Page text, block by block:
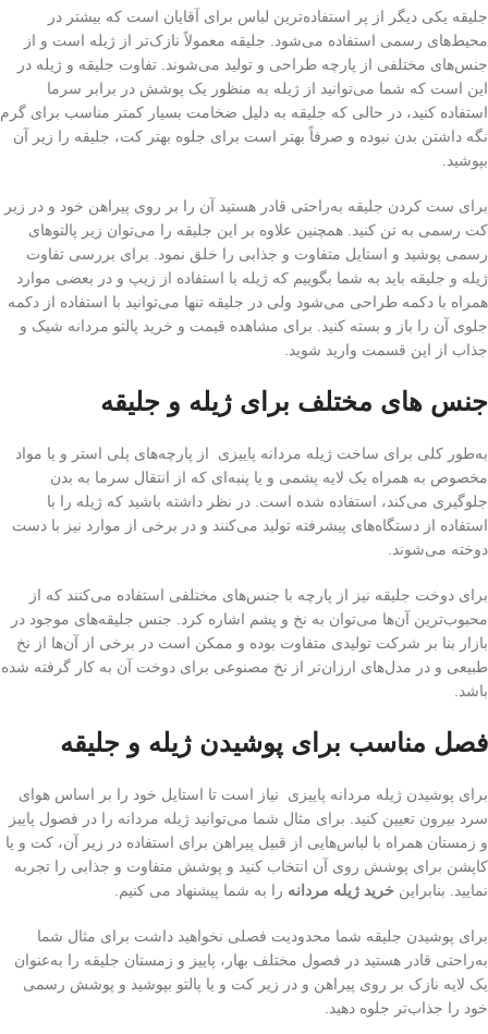
جلیقه یکی دیگر از پر استفاده‌ترین لباس برای آقایان است که بیشتر در
محیط‌های رسمی استفاده می‌شود. جلیقه معمولاً نازک‌تر از ژیله است و از
جنس‌های مختلفی از پارچه طراحی و تولید می‌شوند. تفاوت جلیقه و ژیله در
این است که شما می‌توانید از ژیله به منظور یک پوشش در برابر سرما
استفاده کنید، در حالی که جلیقه به دلیل ضخامت بسیار کمتر مناسب برای گرم
نگه داشتن بدن نبوده و صرفاً بهتر است برای جلوه بهتر کت، جلیقه را زیر آن
بپوشید.
برای ست کردن جلیقه به‌راحتی قادر هستید آن را بر روی پیراهن خود و در زیر
کت رسمی به تن کنید. همچنین علاوه بر این جلیقه را می‌توان زیر پالتوهای
رسمی پوشید و استایل متفاوت و جذابی را خلق نمود. برای بررسی تفاوت
ژیله و جلیقه باید به شما بگوییم که ژیله با استفاده از زیپ و در بعضی موارد
همراه با دکمه طراحی می‌شود ولی در جلیقه تنها می‌توانید با استفاده از دکمه
جلوی آن را باز و بسته کنید. برای مشاهده قیمت و خرید پالتو مردانه شیک و
جذاب از این قسمت وارید شوید.
جنس های مختلف برای ژیله و جلیقه
به‌طور کلی برای ساخت ژیله مردانه پاییزی از پارچه‌های پلی استر و یا مواد
مخصوص به همراه یک لایه پشمی و یا پنبه‌ای که از انتقال سرما به بدن
جلوگیری می‌کند، استفاده شده است. در نظر داشته باشید که ژیله را با
استفاده از دستگاه‌های پیشرفته تولید می‌کنند و در برخی از موارد نیز با دست
دوخته می‌شوند.
برای دوخت جلیقه نیز از پارچه با جنس‌های مختلفی استفاده می‌کنند که از
محبوب‌ترین آن‌ها می‌توان به نخ و پشم اشاره کرد. جنس جلیقه‌های موجود در
بازار بنا بر شرکت تولیدی متفاوت بوده و ممکن است در برخی از آن‌ها از نخ
طبیعی و در مدل‌های ارزان‌تر از نخ مصنوعی برای دوخت آن به کار گرفته شده
باشد.
فصل مناسب برای پوشیدن ژیله و جلیقه
برای پوشیدن ژیله مردانه پاییزی نیاز است تا استایل خود را بر اساس هوای
سرد بیرون تعیین کنید. برای مثال شما می‌توانید ژیله مردانه را در فصول پاییز
و زمستان همراه با لباس‌هایی از قبیل پیراهن برای استفاده در زیر آن، کت و یا
کاپشن برای پوشش روی آن انتخاب کنید و پوشش متفاوت و جذابی را تجربه
نمایید. بنابراین خرید ژیله مردانه را به شما پیشنهاد می کنیم.
برای پوشیدن جلیقه شما محدودیت فصلی نخواهید داشت برای مثال شما
به‌راحتی قادر هستید در فصول مختلف بهار، پاییز و زمستان جلیقه را به‌عنوان
یک لایه نازک بر روی پیراهن و در زیر کت و یا پالتو بپوشید و پوشش رسمی
خود را جذاب‌تر جلوه دهید.